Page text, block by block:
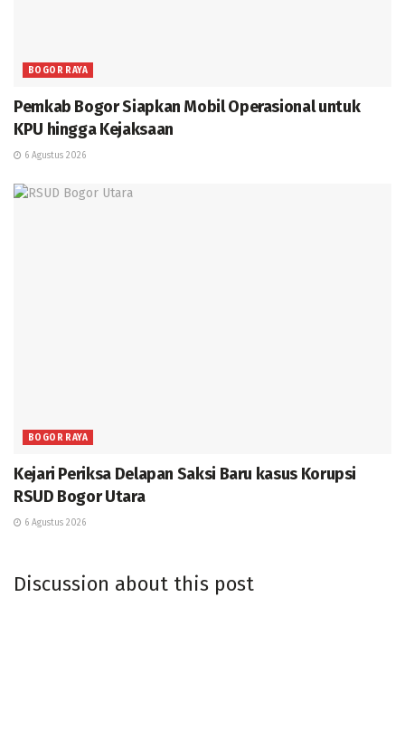
BOGOR RAYA
Pemkab Bogor Siapkan Mobil Operasional untuk
KPU hingga Kejaksaan
6 Agustus 2026
BOGOR RAYA
Kejari Periksa Delapan Saksi Baru kasus Korupsi
RSUD Bogor Utara
6 Agustus 2026
Discussion about this post